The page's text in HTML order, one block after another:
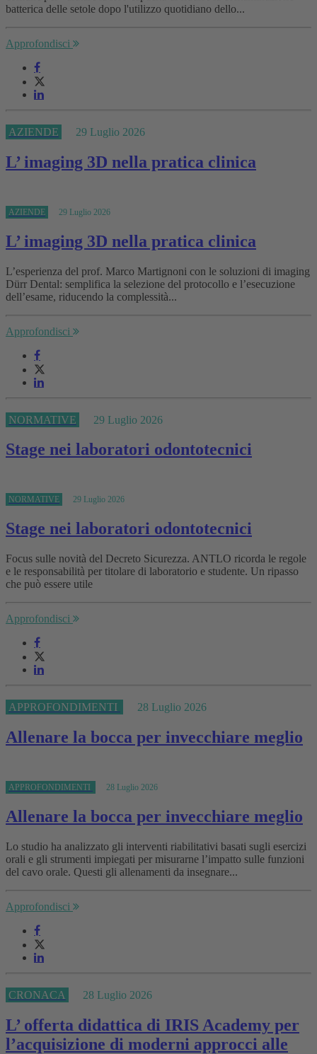
batterica delle setole dopo l'utilizzo quotidiano dello...
Approfondisci
AZIENDE 29 Luglio 2026
L’ imaging 3D nella pratica clinica
AZIENDE 29 Luglio 2026
L’ imaging 3D nella pratica clinica
L’esperienza del prof. Marco Martignoni con le soluzioni di imaging
Dürr Dental: semplifica la selezione del protocollo e l’esecuzione
dell’esame, riducendo la complessità...
Approfondisci
NORMATIVE 29 Luglio 2026
Stage nei laboratori odontotecnici
NORMATIVE 29 Luglio 2026
Stage nei laboratori odontotecnici
Focus sulle novità del Decreto Sicurezza. ANTLO ricorda le regole
e le responsabilità per titolare di laboratorio e studente. Un ripasso
che può essere utile
Approfondisci
APPROFONDIMENTI 28 Luglio 2026
Allenare la bocca per invecchiare meglio
APPROFONDIMENTI 28 Luglio 2026
Allenare la bocca per invecchiare meglio
Lo studio ha analizzato gli interventi riabilitativi basati sugli esercizi
orali e gli strumenti impiegati per misurarne l’impatto sulle funzioni
del cavo orale. Questi gli allenamenti da insegnare...
Approfondisci
CRONACA 28 Luglio 2026
L’ offerta didattica di IRIS Academy per
l’acquisizione di moderni approcci alle